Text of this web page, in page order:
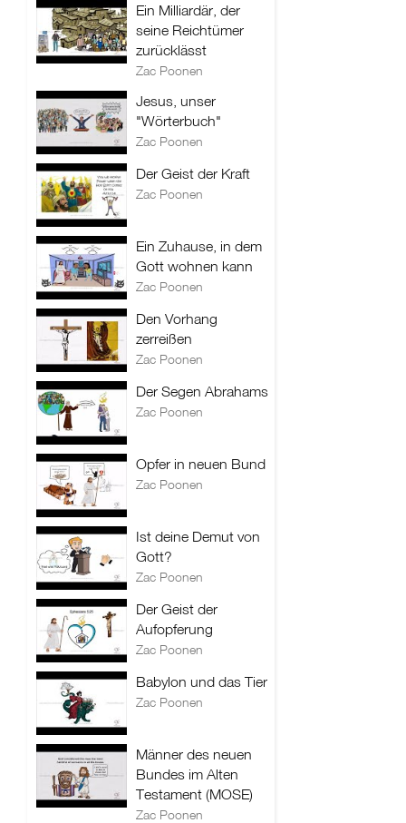
Ein Milliardär, der
seine Reichtümer
zurücklässt
Zac Poonen
Jesus, unser
"Wörterbuch"
Zac Poonen
Der Geist der Kraft
Zac Poonen
Ein Zuhause, in dem
Gott wohnen kann
Zac Poonen
Den Vorhang
zerreißen
Zac Poonen
Der Segen Abrahams
Zac Poonen
Opfer in neuen Bund
Zac Poonen
Ist deine Demut von
Gott?
Zac Poonen
Der Geist der
Aufopferung
Zac Poonen
Babylon und das Tier
Zac Poonen
Männer des neuen
Bundes im Alten
Testament (MOSE)
Zac Poonen